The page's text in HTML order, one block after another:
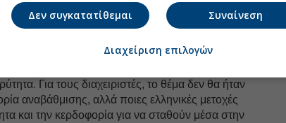
προκύπτει ότι η μετάβαση στις ανεπτυγμένες
για το ΧΑ, αλλά όχι αυτόματη εγγύηση
έμεναν στο επενδυτικό σύμπαν της MSCI, όμως
Για τους διαχειριστές, το θέμα δεν θα ήταν
αναβάθμισης, αλλά ποιες ελληνικές μετοχές
και την κερδοφορία για να σταθούν μέσα στην
Συναίνεση
Δεν συγκατατίθεμαι
Διαχείριση επιλογών